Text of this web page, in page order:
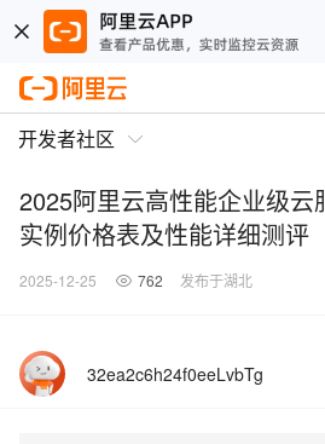
开发者社区
2025阿里云高性能企业级云
实例价格表及性能详细测评
2025-12-25 762 发布于湖北
32ea2c6h24f0eeLvbTg